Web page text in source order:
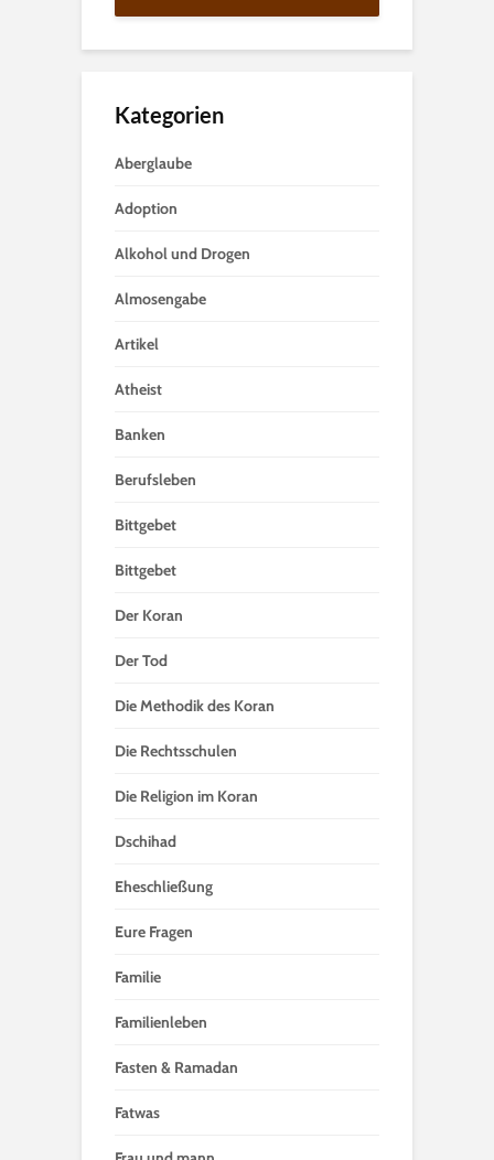
Kategorien
Aberglaube
Adoption
Alkohol und Drogen
Almosengabe
Artikel
Atheist
Banken
Berufsleben
Bittgebet
Bittgebet
Der Koran
Der Tod
Die Methodik des Koran
Die Rechtsschulen
Die Religion im Koran
Dschihad
Eheschließung
Eure Fragen
Familie
Familienleben
Fasten & Ramadan
Fatwas